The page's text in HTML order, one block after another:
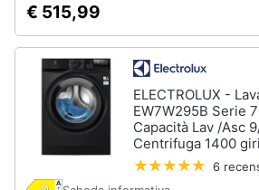
€ 515,99
ELECTROLUX -
EW7W295B Serie
Capacità Lav /Asc
Centrifuga 1400 giri
6